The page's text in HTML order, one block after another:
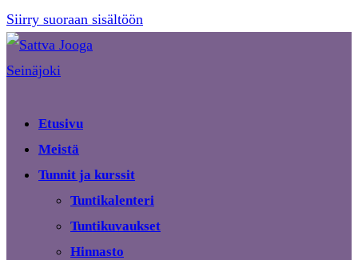
Siirry suoraan sisältöön
Etusivu
Meistä
Tunnit ja kurssit
Tuntikalenteri
Tuntikuvaukset
Hinnasto